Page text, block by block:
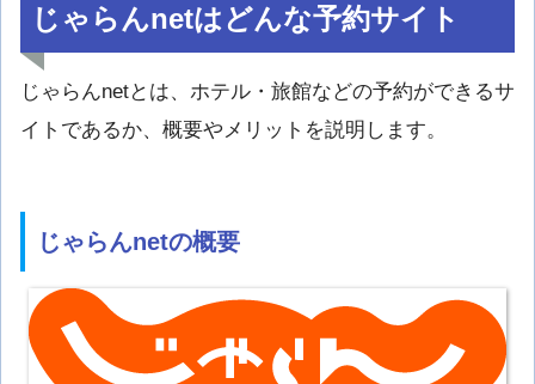
じゃらんnetはどんな予約サイト
じゃらんnetとは、ホテル・旅館などの予約ができるサ
イトであるか、概要やメリットを説明します。
じゃらんnetの概要